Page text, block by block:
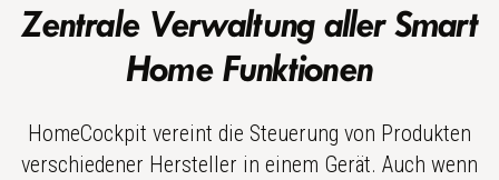
Zentrale Verwaltung aller Smart
Home Funktionen
HomeCockpit vereint die Steuerung von Produkten
verschiedener Hersteller in einem Gerät. Auch wenn